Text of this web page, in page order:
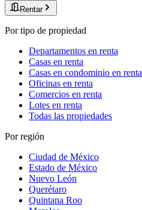
Rentar
Por tipo de propiedad
Departamentos en renta
Casas en renta
Casas en condominio en renta
Oficinas en renta
Comercios en renta
Lotes en renta
Todas las propiedades
Por región
Ciudad de México
Estado de México
Nuevo León
Querétaro
Quintana Roo